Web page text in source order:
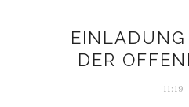
DER
11:19